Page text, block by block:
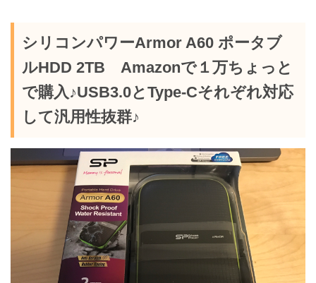
シリコンパワーArmor A60 ポータブ
ルHDD 2TB Amazonで１万ちょっと
で購入♪USB3.0とType-Cそれぞれ対応
して汎用性抜群♪